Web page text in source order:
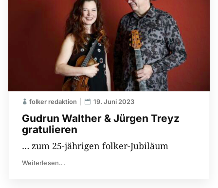
Gudrun Walther & Jürgen Treyz
gratulieren
folker redaktion 19. Juni 2023
… zum 25-jährigen folker-Jubiläum
Weiterlesen...